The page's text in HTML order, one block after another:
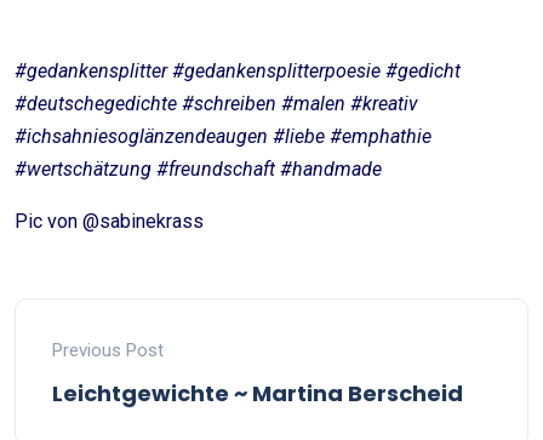
#gedankensplitter #gedankensplitterpoesie #gedicht
#deutschegedichte #schreiben #malen #kreativ
#ichsahniesoglänzendeaugen #liebe #emphathie
#wertschätzung #freundschaft #handmade
Pic von @sabinekrass
Previous Post
Leichtgewichte ~ Martina Berscheid